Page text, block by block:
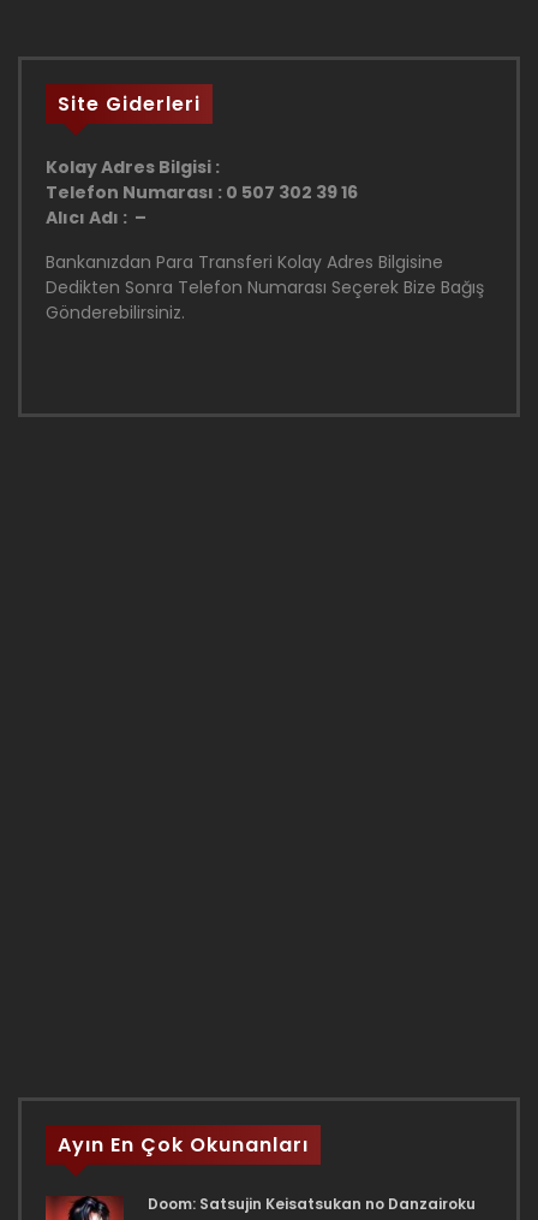
Site Giderleri
Kolay Adres Bilgisi :
Telefon Numarası : 0 507 302 39 16
Alıcı Adı : –
Bankanızdan Para Transferi Kolay Adres Bilgisine
Dedikten Sonra Telefon Numarası Seçerek Bize Bağış
Gönderebilirsiniz.
Ayın En Çok Okunanları
Doom: Satsujin Keisatsukan no Danzairoku